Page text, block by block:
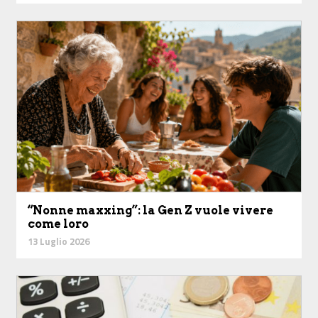
“Nonne maxxing”: la Gen Z vuole vivere
come loro
13 Luglio 2026